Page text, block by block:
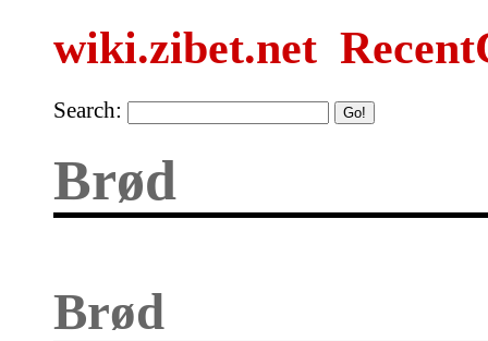
wiki.zibet.net
Search:
Brød
Brød